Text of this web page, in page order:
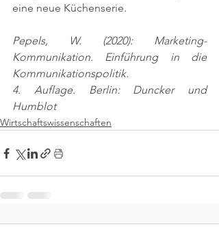
eine neue Küchenserie.
Pepels, W. (2020): Marketing-
Kommunikation. Einführung in die
Kommunikationspolitik.
4. Auflage. Berlin: Duncker und
Humblot
Wirtschaftswissenschaften